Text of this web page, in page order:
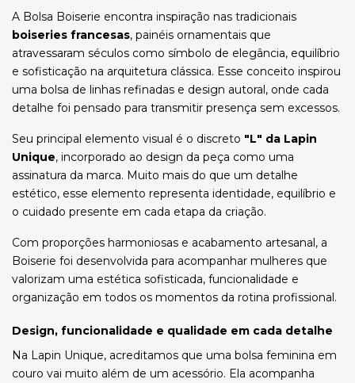
A Bolsa Boiserie encontra inspiração nas tradicionais
boiseries francesas, painéis ornamentais que
atravessaram séculos como símbolo de elegância, equilíbrio
e sofisticação na arquitetura clássica. Esse conceito inspirou
uma bolsa de linhas refinadas e design autoral, onde cada
detalhe foi pensado para transmitir presença sem excessos.
Seu principal elemento visual é o discreto "L" da Lapin
Unique, incorporado ao design da peça como uma
assinatura da marca. Muito mais do que um detalhe
estético, esse elemento representa identidade, equilíbrio e
o cuidado presente em cada etapa da criação.
Com proporções harmoniosas e acabamento artesanal, a
Boiserie foi desenvolvida para acompanhar mulheres que
valorizam uma estética sofisticada, funcionalidade e
organização em todos os momentos da rotina profissional.
Design, funcionalidade e qualidade em cada detalhe
Na Lapin Unique, acreditamos que uma bolsa feminina em
couro vai muito além de um acessório. Ela acompanha